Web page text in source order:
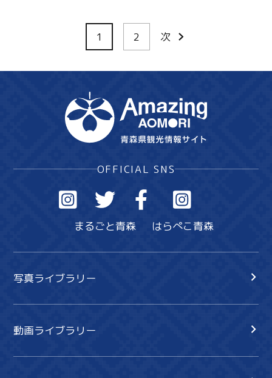
1 2 次
OFFICIAL SNS
まるごと青森 はらぺこ青森
写真ライブラリー
動画ライブラリー